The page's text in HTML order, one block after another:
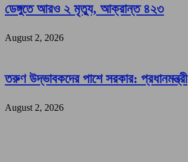
ডেঙ্গুতে আরও ২ মৃত্যু, আক্রান্ত ৪২৩
August 2, 2026
তরুণ উদ্ভাবকদের পাশে সরকার: প্রধানমন্ত্রী
August 2, 2026